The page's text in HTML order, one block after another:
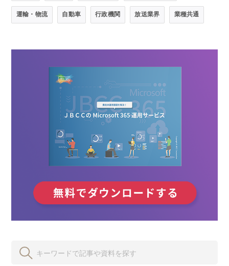
運輸・物流 自動車 行政機関 放送業界 業種共通